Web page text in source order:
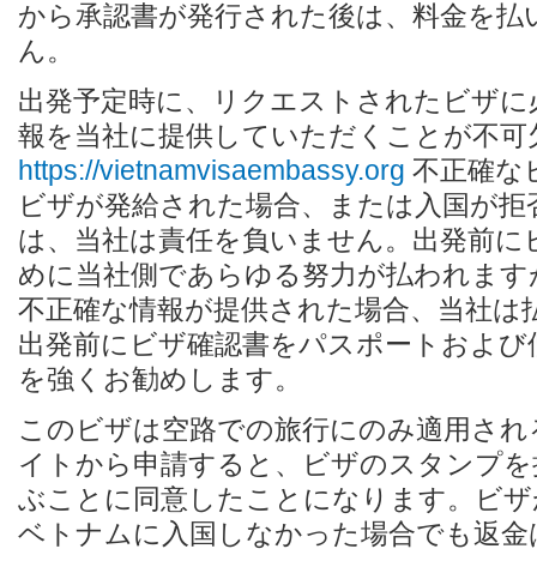
から承認書が発行された後は、料金を
ん。
出発予定時に、リクエストされたビザ
報を当社に提供していただくことが不可
https://vietnamvisaembassy.org 不正確な
ビザが発給された場合、または入国が
は、当社は責任を負いません。出発前
めに当社側であらゆる努力が払われま
不正確な情報が提供された場合、当社は
出発前にビザ確認書をパスポートおよ
を強くお勧めします。
このビザは空路での旅行にのみ適用さ
イトから申請すると、ビザのスタンプ
ぶことに同意したことになります。ビ
ベトナムに入国しなかった場合でも返